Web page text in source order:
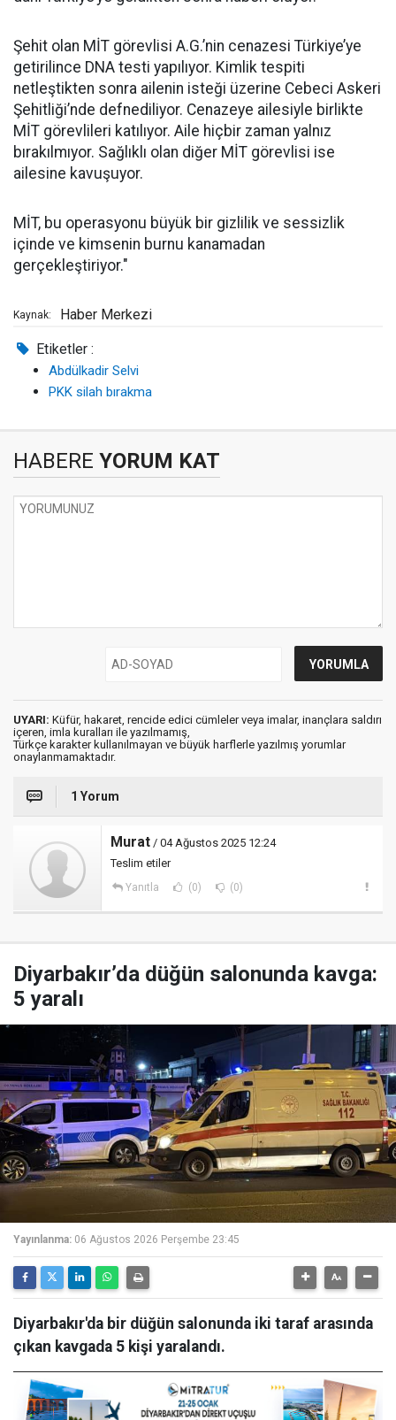
Şehit olan MİT görevlisi A.G.’nin cenazesi Türkiye’ye
getirilince DNA testi yapılıyor. Kimlik tespiti
netleştikten sonra ailenin isteği üzerine Cebeci Askeri
Şehitliği’nde defnediliyor. Cenazeye ailesiyle birlikte
MİT görevlileri katılıyor. Aile hiçbir zaman yalnız
bırakılmıyor. Sağlıklı olan diğer MİT görevlisi ise
ailesine kavuşuyor.
MİT, bu operasyonu büyük bir gizlilik ve sessizlik
içinde ve kimsenin burnu kanamadan
gerçekleştiriyor."
Kaynak: Haber Merkezi
Etiketler :
Abdülkadir Selvi
PKK silah bırakma
HABERE YORUM KAT
UYARI: Küfür, hakaret, rencide edici cümleler veya imalar, inançlara saldırı
içeren, imla kuralları ile yazılmamış,
Türkçe karakter kullanılmayan ve büyük harflerle yazılmış yorumlar
onaylanmamaktadır.
1 Yorum
Murat / 04 Ağustos 2025 12:24
Teslim etiler
Yanıtla (0) (0)
Diyarbakır’da düğün salonunda kavga:
5 yaralı
Yayınlanma: 06 Ağustos 2026 Perşembe 23:45
Diyarbakır'da bir düğün salonunda iki taraf arasında
çıkan kavgada 5 kişi yaralandı.